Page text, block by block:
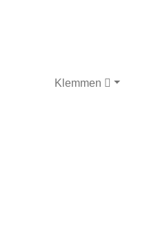
Klemmen